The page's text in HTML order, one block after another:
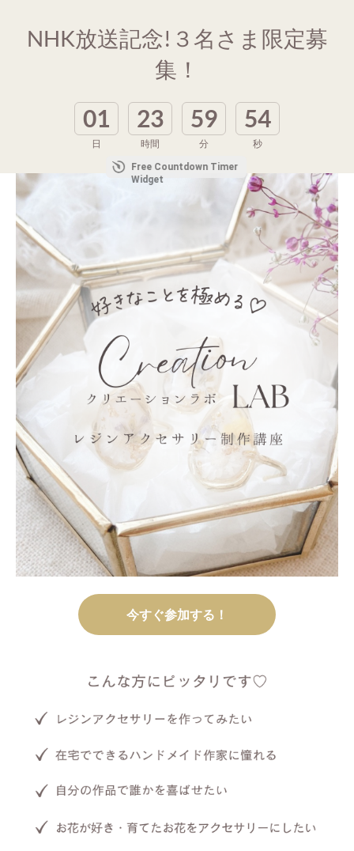
NHK放送記念!３名さま限定募
集！
01
日
23
時間
59
分
51
秒
Free Countdown Timer
Widget
今すぐ参加する！